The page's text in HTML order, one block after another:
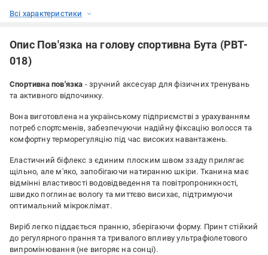
Всі характеристики
Опис Пов'язка на голову спортивна Бута (PBT-
018)
Спортивна пов'язка - зручний аксесуар для фізичних тренувань
та активного відпочинку.
Вона виготовлена на українському підприємстві з урахуванням
потреб спортсменів, забезпечуючи надійну фіксацію волосся та
комфортну терморегуляцію під час високих навантажень.
Еластичний біфлекс з єдиним плоским швом ззаду прилягає
щільно, але м'яко, запобігаючи натиранню шкіри. Тканина має
відмінні властивості водовідведення та повітропроникності,
швидко поглинає вологу та миттєво висихає, підтримуючи
оптимальний мікроклімат.
Виріб легко піддається пранню, зберігаючи форму. Принт стійкий
до регулярного прання та тривалого впливу ультрафіолетового
випромінювання (не вигоряє на сонці).